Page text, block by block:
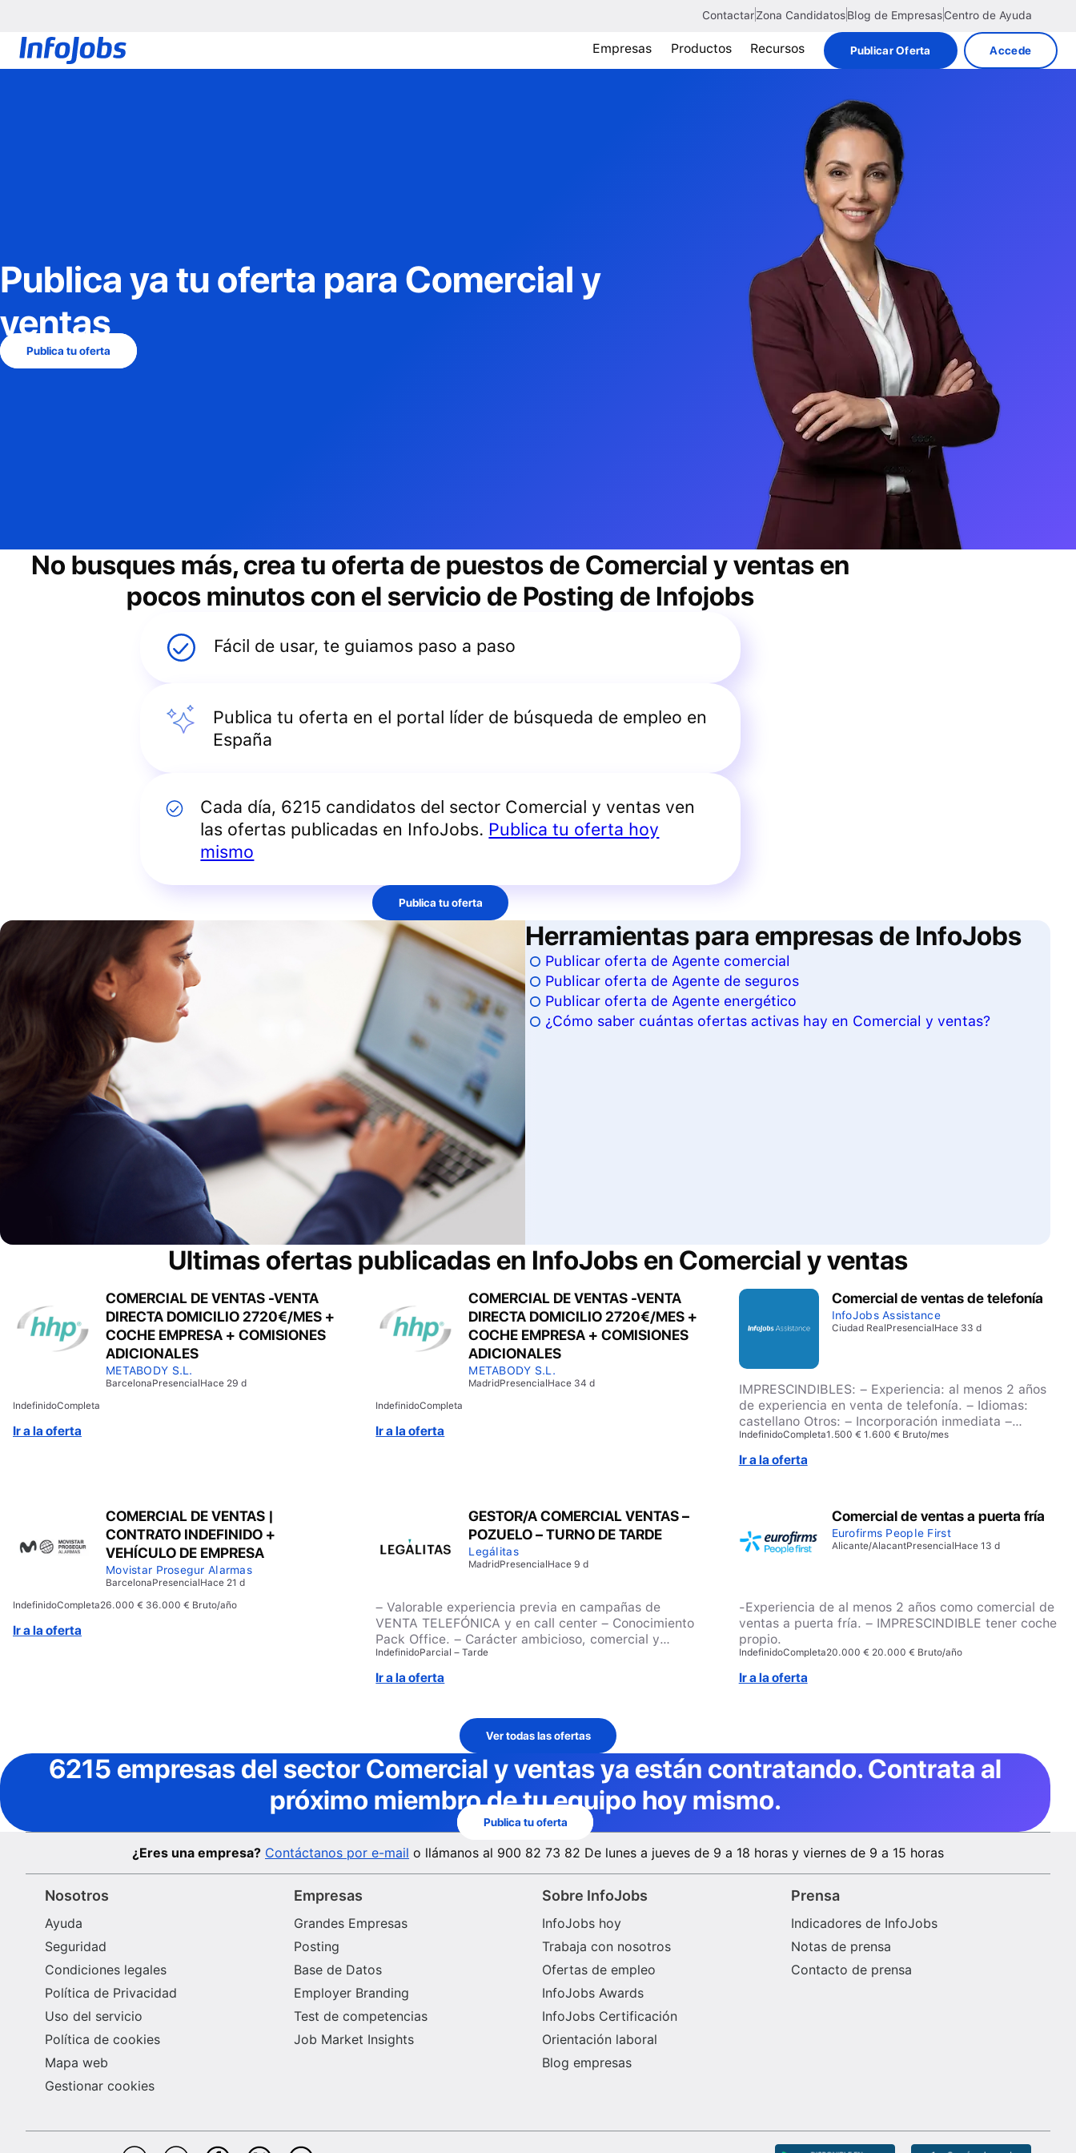
ContactarZona CandidatosBlog de EmpresasCentro de Ayuda
Empresas Productos Recursos Publicar Oferta Accede
Publica ya tu oferta para Comercial y
ventas
Publica tu oferta
No busques más, crea tu oferta de puestos de Comercial y ventas en
pocos minutos con el servicio de Posting de Infojobs
Fácil de usar, te guiamos paso a paso
Publica tu oferta en el portal líder de búsqueda de empleo en
España
Cada día, 6215 candidatos del sector Comercial y ventas ven
las ofertas publicadas en InfoJobs. Publica tu oferta hoy
mismo
Publica tu oferta
Herramientas para empresas de InfoJobs
Publicar oferta de Agente comercial
Publicar oferta de Agente de seguros
Publicar oferta de Agente energético
¿Cómo saber cuántas ofertas activas hay en Comercial y ventas?
Ultimas ofertas publicadas en InfoJobs en Comercial y ventas
COMERCIAL DE VENTAS -VENTA
DIRECTA DOMICILIO 2720€/MES +
COCHE EMPRESA + COMISIONES
ADICIONALES
METABODY S.L.
BarcelonaPresencialHace 29 d
IndefinidoCompleta
Ir a la oferta
COMERCIAL DE VENTAS -VENTA
DIRECTA DOMICILIO 2720€/MES +
COCHE EMPRESA + COMISIONES
ADICIONALES
METABODY S.L.
MadridPresencialHace 34 d
IndefinidoCompleta
Ir a la oferta
Comercial de ventas de telefonía
InfoJobs Assistance
Ciudad RealPresencialHace 33 d
IMPRESCINDIBLES: – Experiencia: al menos 2 años
de experiencia en venta de telefonía. – Idiomas:
castellano Otros: – Incorporación inmediata –
Experiencia en atención al cliente y venta directa. –
Conocimientos de productos tecnológicos y
dispositivos móviles. – Residencia cercana al puesto
relacionada con informática, telecomunicaciones o
tecnología. – Permiso B/vehículo propio: valorable
IndefinidoCompleta1.500 € 1.600 € Bruto/mes
Ir a la oferta
COMERCIAL DE VENTAS |
CONTRATO INDEFINIDO +
VEHÍCULO DE EMPRESA
Movistar Prosegur Alarmas
BarcelonaPresencialHace 21 d
IndefinidoCompleta26.000 € 36.000 € Bruto/año
Ir a la oferta
GESTOR/A COMERCIAL VENTAS –
POZUELO – TURNO DE TARDE
Legálitas
MadridPresencialHace 9 d
– Valorable experiencia previa en campañas de
VENTA TELEFÓNICA y en call center – Conocimiento
Pack Office. – Carácter ambicioso, comercial y
actitud proactiva
IndefinidoParcial – Tarde
Ir a la oferta
Comercial de ventas a puerta fría
Eurofirms People First
Alicante/AlacantPresencialHace 13 d
-Experiencia de al menos 2 años como comercial de
ventas a puerta fría. – IMPRESCINDIBLE tener coche
propio.
IndefinidoCompleta20.000 € 20.000 € Bruto/año
Ir a la oferta
Ver todas las ofertas
6215 empresas del sector Comercial y ventasya están contratando. Contrata al
próximo miembro de tu equipo hoy mismo.
Publica tu oferta
¿Eres una empresa? Contáctanos por e-mail o llámanos al 900 82 73 82 De lunes a jueves de 9 a 18 horas y viernes de 9 a 15 horas
Nosotros
Ayuda
Seguridad
Condiciones legales
Política de Privacidad
Uso del servicio
Política de cookies
Mapa web
Gestionar cookies
Empresas
Grandes Empresas
Posting
Base de Datos
Employer Branding
Test de competencias
Job Market Insights
Sobre InfoJobs
InfoJobs hoy
Trabaja con nosotros
Ofertas de empleo
InfoJobs Awards
InfoJobs Certificación
Orientación laboral
Blog empresas
Prensa
Indicadores de InfoJobs
Notas de prensa
Contacto de prensa